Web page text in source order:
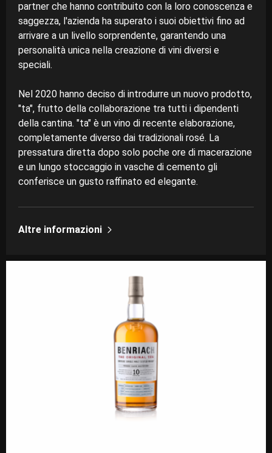
partner che hanno contribuito con la loro conoscenza e
saggezza, l'azienda ha superato i suoi obiettivi fino ad
arrivare a un livello sorprendente, garantendo una
personalità unica nella creazione di vini diversi e
speciali.
Nel 2020 hanno deciso di introdurre un nuovo prodotto,
"ta", frutto della collaborazione tra tutti i dipendenti
della cantina. "ta" è un vino di recente elaborazione,
completamente diverso dai tradizionali rosé. La
pressatura diretta dopo solo poche ore di macerazione
e un lungo stoccaggio in vasche di cemento gli
conferisce un gusto raffinato ed elegante.
Altre informazioni